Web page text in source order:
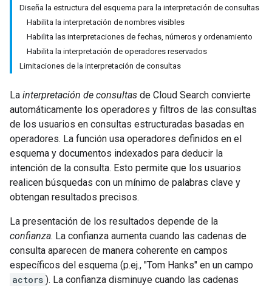
Diseña la estructura del esquema para la interpretación de consultas
Habilita la interpretación de nombres visibles
Habilita las interpretaciones de fechas, números y ordenamiento
Habilita la interpretación de operadores reservados
Limitaciones de la interpretación de consultas
La interpretación de consultas de Cloud Search convierte
automáticamente los operadores y filtros de las consultas
de los usuarios en consultas estructuradas basadas en
operadores. La función usa operadores definidos en el
esquema y documentos indexados para deducir la
intención de la consulta. Esto permite que los usuarios
realicen búsquedas con un mínimo de palabras clave y
obtengan resultados precisos.
La presentación de los resultados depende de la
confianza. La confianza aumenta cuando las cadenas de
consulta aparecen de manera coherente en campos
específicos del esquema (p.ej., "Tom Hanks" en un campo
actors ). La confianza disminuye cuando las cadenas